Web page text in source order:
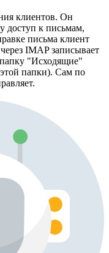
клиентов. Он
доступ к письмам,
письма клиент
IMAP записывает
"Исходящие"
папки). Сам по